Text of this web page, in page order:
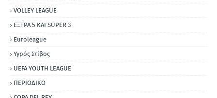
VOLLEY LEAGUE
ΕΞΤΡΑ 5 ΚΑΙ SUPER 3
Εuroleague
Υγρός Στίβος
UEFA YOUTH LEAGUE
ΠΕΡΙΟΔΙΚΟ